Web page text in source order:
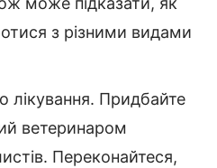
з різними видами
лікування. Придбайте
ветеринаром
Переконайтеся,